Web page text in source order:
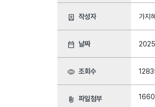
person_book 작성자 가지
date_range 날짜
visibility 조회수
attach_file 파일첨부